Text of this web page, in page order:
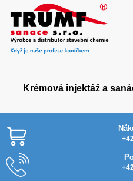
Krémová injektáž a